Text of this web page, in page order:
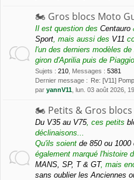
🏍 Gros blocs Moto
Il est question des Centauro
Sport , mais aussi des V11
l'un des derniers modèles
giron d'Aprilia puis de
Sujets : 210 Messages : 5381
Dernier message : Re: [V11]
par yannV11 , lun. 03 août 2026,
🏍 Petits & Gros blocs
Du V35 au V75, ces petits
déclinaisons...
Qu'ils soient de 850 ou 1000
également marqué l'histoire
MANS, SP, T & GT, mais
sans oublier les Anciennes